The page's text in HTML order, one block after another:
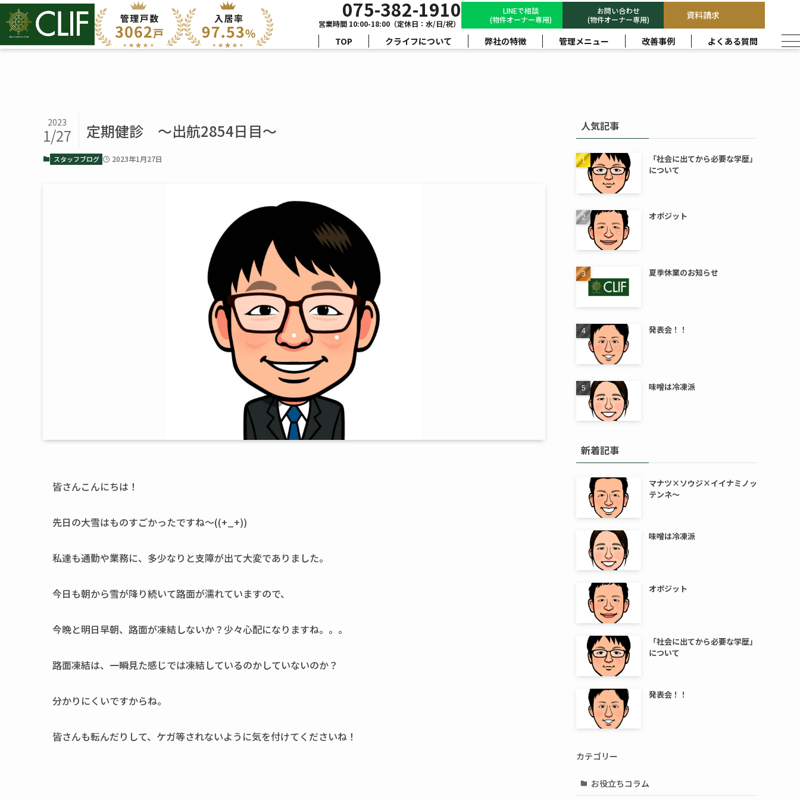
075-382-1910
営業時間 10:00-18:00（定休日：水/日/祝）
LINEで相談
(物件オーナー専用)
お問い合わせ
(物件オーナー専用)
資料請求
TOP クライフについて 弊社の特徴 管理メニュー 改善事例 よくある質問
定期健診 ～出航2854日目～
2023
1/27
スタッフブログ 2023年1月27日
皆さんこんにちは！
先日の大雪はものすごかったですね～((+_+))
私達も通勤や業務に、多少なりと支障が出て大変でありました。
今日も朝から雪が降り続いて路面が濡れていますので、
今晩と明日早朝、路面が凍結しないか？少々心配になりますね。。。
路面凍結は、一瞬見た感じでは凍結しているのかしていないのか？
分かりにくいですからね。
皆さんも転んだりして、ケガ等されないように気を付けてくださいね！
人気記事
「社会に出てから必要な学歴」
について
オポジット
夏季休業のお知らせ
発表会！！
味噌は冷凍派
新着記事
マナツ×ソウジ×イイナミノッ
テンネ～
味噌は冷凍派
オポジット
「社会に出てから必要な学歴」
について
発表会！！
カテゴリー
お役立ちコラム